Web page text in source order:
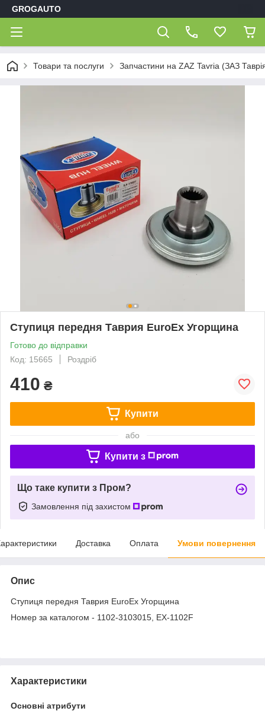
GROGAUTO
Товари та послуги Запчастини на ZAZ Tavria (ЗАЗ
Ступиця передня Таврия EuroEx Угорщина
Готово до відправки
Код: 15665
Роздріб
410 ₴
Купити
або
Купити з
Що таке купити з Пром?
Замовлення під захистом
Доставка Оплата Умови повернення
Опис
Ступиця передня Таврия EuroEx Угорщина
Номер за каталогом - 1102-3103015, EX-1102F
Характеристики
Основні атрибути